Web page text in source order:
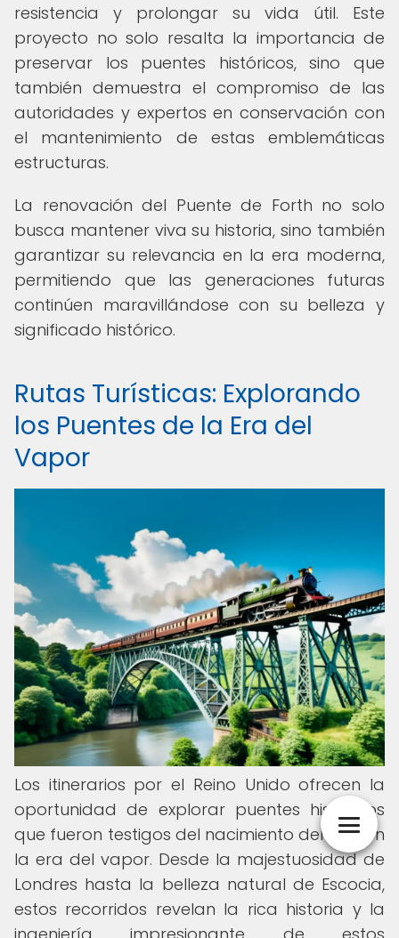
resistencia y prolongar su vida útil. Este
proyecto no solo resalta la importancia de
preservar los puentes históricos, sino que
también demuestra el compromiso de las
autoridades y expertos en conservación con
el mantenimiento de estas emblemáticas
estructuras.
La renovación del Puente de Forth no solo
busca mantener viva su historia, sino también
garantizar su relevancia en la era moderna,
permitiendo que las generaciones futuras
continúen maravillándose con su belleza y
significado histórico.
Rutas Turísticas: Explorando
los Puentes de la Era del
Vapor
Los itinerarios por el Reino Unido ofrecen la
oportunidad de explorar puentes históricos
que fueron testigos del nacimiento del tren en
la era del vapor. Desde la majestuosidad de
Londres hasta la belleza natural de Escocia,
estos recorridos revelan la rica historia y la